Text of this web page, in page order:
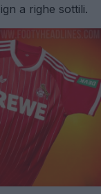
a righe sottili.